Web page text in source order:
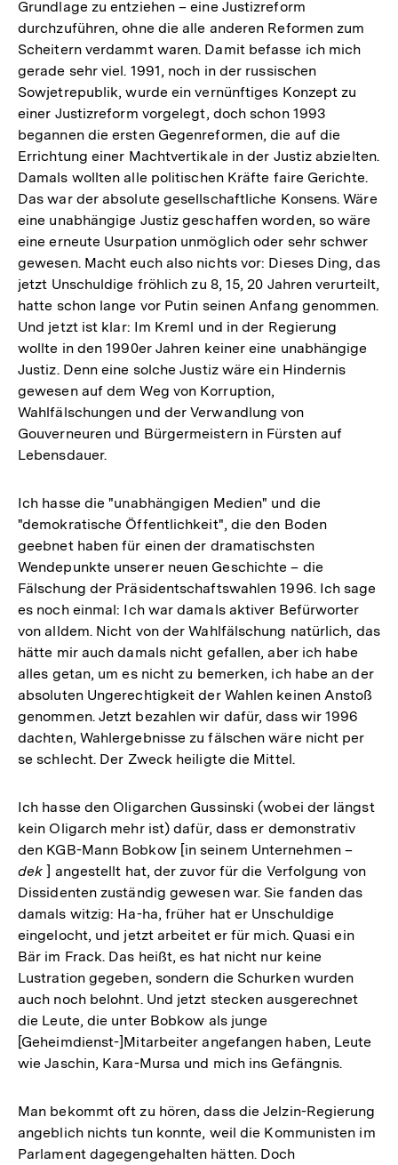
Grundlage zu entziehen – eine Justizreform
durchzuführen, ohne die alle anderen Reformen zum
Scheitern verdammt waren. Damit befasse ich mich
gerade sehr viel. 1991, noch in der russischen
Sowjetrepublik, wurde ein vernünftiges Konzept zu
einer Justizreform vorgelegt, doch schon 1993
begannen die ersten Gegenreformen, die auf die
Errichtung einer Machtvertikale in der Justiz abzielten.
Damals wollten alle politischen Kräfte faire Gerichte.
Das war der absolute gesellschaftliche Konsens. Wäre
eine unabhängige Justiz geschaffen worden, so wäre
eine erneute Usurpation unmöglich oder sehr schwer
gewesen. Macht euch also nichts vor: Dieses Ding, das
jetzt Unschuldige fröhlich zu 8, 15, 20 Jahren verurteilt,
hatte schon lange vor Putin seinen Anfang genommen.
Und jetzt ist klar: Im Kreml und in der Regierung
wollte in den 1990er Jahren keiner eine unabhängige
Justiz. Denn eine solche Justiz wäre ein Hindernis
gewesen auf dem Weg von Korruption,
Wahlfälschungen und der Verwandlung von
Gouverneuren und Bürgermeistern in Fürsten auf
Lebensdauer.
Ich hasse die "unabhängigen Medien" und die
"demokratische Öffentlichkeit", die den Boden
geebnet haben für einen der dramatischsten
Wendepunkte unserer neuen Geschichte – die
Fälschung der Präsidentschaftswahlen 1996. Ich sage
es noch einmal: Ich war damals aktiver Befürworter
von alldem. Nicht von der Wahlfälschung natürlich, das
hätte mir auch damals nicht gefallen, aber ich habe
alles getan, um es nicht zu bemerken, ich habe an der
absoluten Ungerechtigkeit der Wahlen keinen Anstoß
genommen. Jetzt bezahlen wir dafür, dass wir 1996
dachten, Wahlergebnisse zu fälschen wäre nicht per
se schlecht. Der Zweck heiligte die Mittel.
Ich hasse den Oligarchen Gussinski (wobei der längst
kein Oligarch mehr ist) dafür, dass er demonstrativ
den KGB-Mann Bobkow [in seinem Unternehmen –
dek ] angestellt hat, der zuvor für die Verfolgung von
Dissidenten zuständig gewesen war. Sie fanden das
damals witzig: Ha-ha, früher hat er Unschuldige
eingelocht, und jetzt arbeitet er für mich. Quasi ein
Bär im Frack. Das heißt, es hat nicht nur keine
Lustration gegeben, sondern die Schurken wurden
auch noch belohnt. Und jetzt stecken ausgerechnet
die Leute, die unter Bobkow als junge
[Geheimdienst-]Mitarbeiter angefangen haben, Leute
wie Jaschin, Kara-Mursa und mich ins Gefängnis.
Man bekommt oft zu hören, dass die Jelzin-Regierung
angeblich nichts tun konnte, weil die Kommunisten im
Parlament dagegengehalten hätten. Doch